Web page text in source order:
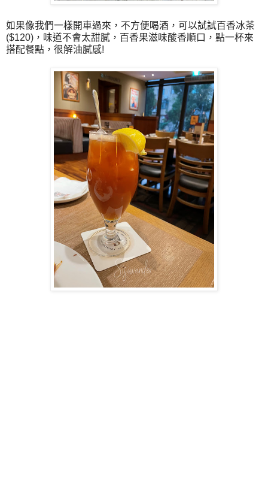
如果像我們一樣開車過來，不方便喝酒，可以試試百香冰茶
($120)，味道不會太甜膩，百香果滋味酸香順口，點一杯來
搭配餐點，很解油膩感!